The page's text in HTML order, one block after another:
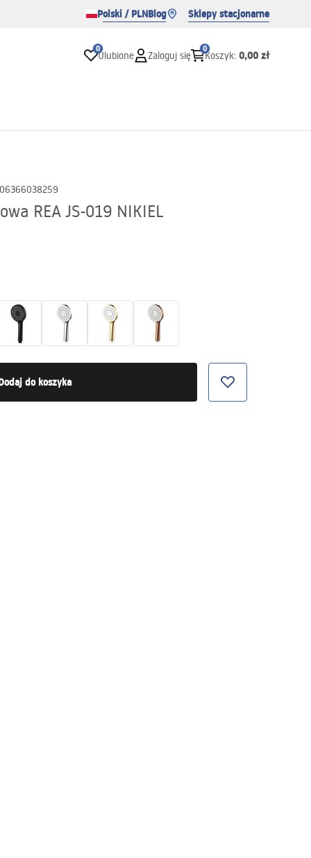
Polski / PLNBlog Sklepy stacjonarne
0
Ulubione Zaloguj się
0
Koszyk: 0,00 zł
REA JS-019 NIKIEL
do koszyka